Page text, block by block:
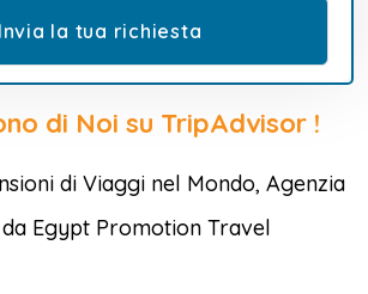
di Noi su TripAdvisor !
di Viaggi nel Mondo, Agenzia
Egypt Promotion Travel